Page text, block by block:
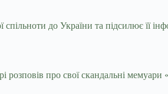
до України та підсилює її
розповів про свої скандальні